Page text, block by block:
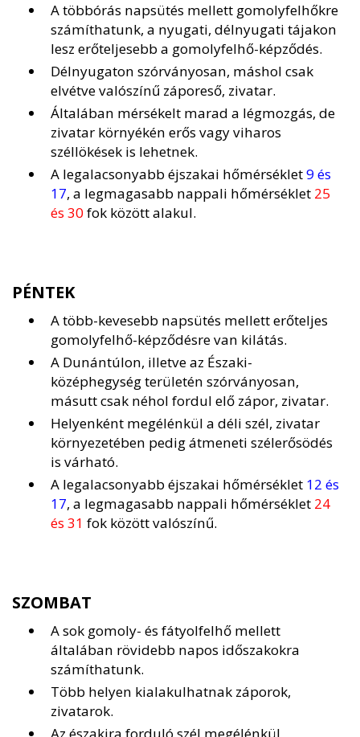
A többórás napsütés mellett gomolyfelhőkre
számíthatunk, a nyugati, délnyugati tájakon
lesz erőteljesebb a gomolyfelhő-képződés.
Délnyugaton szórványosan, máshol csak
elvétve valószínű záporeső, zivatar.
Általában mérsékelt marad a légmozgás, de
zivatar környékén erős vagy viharos
széllökések is lehetnek.
A legalacsonyabb éjszakai hőmérséklet9 és
17, a legmagasabb nappali hőmérséklet 25
és 30fok között alakul.
PÉNTEK
A több-kevesebb napsütés mellett erőteljes
gomolyfelhő-képződésre van kilátás.
A Dunántúlon, illetve az Északi-
középhegység területén szórványosan,
másutt csak néhol fordul elő zápor, zivatar.
Helyenként megélénkül a déli szél, zivatar
környezetében pedig átmeneti szélerősödés
is várható.
A legalacsonyabb éjszakai hőmérséklet 12 és
17, a legmagasabb nappali hőmérséklet 24
és 31 fok között valószínű.
SZOMBAT
A sok gomoly- és fátyolfelhő mellett
általában rövidebb napos időszakokra
számíthatunk.
Több helyen kialakulhatnak záporok,
zivatarok.